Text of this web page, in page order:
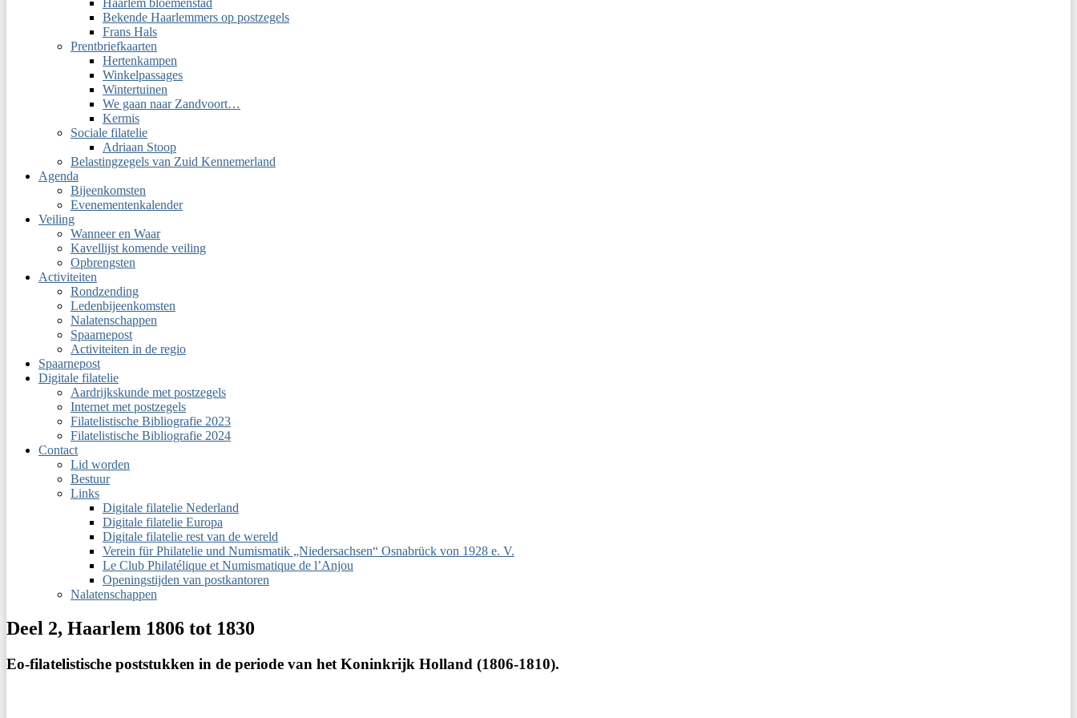
Haarlem bloemenstad
Bekende Haarlemmers op postzegels
Frans Hals
Prentbriefkaarten
Hertenkampen
Winkelpassages
Wintertuinen
We gaan naar Zandvoort…
Kermis
Sociale filatelie
Adriaan Stoop
Belastingzegels van Zuid Kennemerland
Agenda
Bijeenkomsten
Evenementenkalender
Veiling
Wanneer en Waar
Kavellijst komende veiling
Opbrengsten
Activiteiten
Rondzending
Ledenbijeenkomsten
Nalatenschappen
Spaarnepost
Activiteiten in de regio
Spaarnepost
Digitale filatelie
Aardrijkskunde met postzegels
Internet met postzegels
Filatelistische Bibliografie 2023
Filatelistische Bibliografie 2024
Contact
Lid worden
Bestuur
Links
Digitale filatelie Nederland
Digitale filatelie Europa
Digitale filatelie rest van de wereld
Verein für Philatelie und Numismatik „Niedersachsen“ Osnabrück von 1928 e. V.
Le Club Philatélique et Numismatique de l’Anjou
Openingstijden van postkantoren
Nalatenschappen
Deel 2, Haarlem 1806 tot 1830
Eo-filatelistische poststukken in de periode van het Koninkrijk Holland (1806-1810).